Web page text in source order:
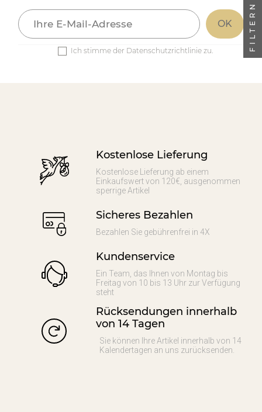
Ich stimme der Datenschutzrichtlinie zu.
Kostenlose Lieferung
Kostenlose Lieferung ab einem
Einkaufswert von 120€, ausgenommen
sperrige Artikel
Sicheres Bezahlen
Bezahlen Sie gebührenfrei in 4X
Kundenservice
Ein Team, das Ihnen von Montag bis
Freitag von 10 bis 13 Uhr zur Verfügung
steht
Rücksendungen innerhalb
von 14 Tagen
Sie können Ihre Artikel innerhalb von 14
Kalendertagen an uns zurücksenden.
FILTERN